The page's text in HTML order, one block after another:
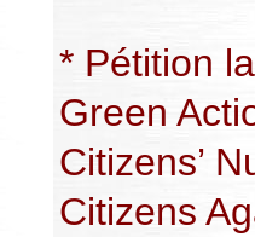
* Pétition
Green
Citizens’
Citizens